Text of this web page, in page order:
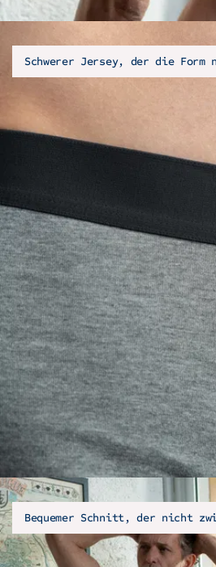
Schwerer Jersey, der die
Bequemer Schnitt, der nicht